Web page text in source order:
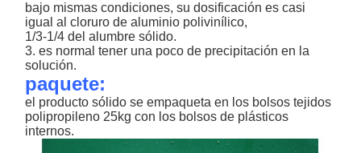
bajo mismas condiciones, su dosificación es casi
igual al cloruro de aluminio polivinílico,
1/3-1/4 del alumbre sólido.
3. es normal tener una poco de precipitación en la
solución.
paquete:
el producto sólido se empaqueta en los bolsos tejidos
polipropileno 25kg con los bolsos de plásticos
internos.